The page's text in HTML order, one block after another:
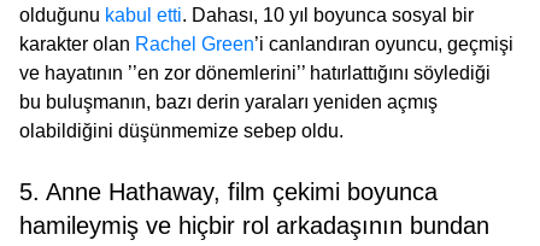
olduğunu kabul etti. Dahası, 10 yıl boyunca sosyal bir
karakter olan Rachel Green’i canlandıran oyuncu, geçmişi
ve hayatının ’’en zor dönemlerini’’ hatırlattığını söylediği
bu buluşmanın, bazı derin yaraları yeniden açmış
olabildiğini düşünmemize sebep oldu.
5. Anne Hathaway, film çekimi boyunca
hamileymiş ve hiçbir rol arkadaşının bundan